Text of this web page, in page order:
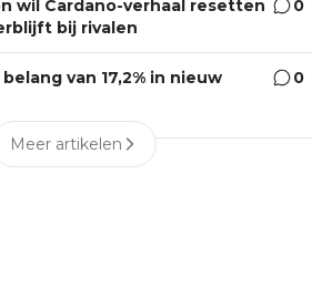
wil Cardano-verhaal resetten
bij rivalen
0
van 17,2% in nieuw
0
Meer artikelen